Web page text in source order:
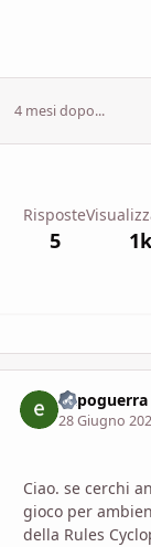
4 mesi dopo...
Risposte
5 1k
kapoguerra
28 Giugno
Ciao. se cerchi
gioco per
della Rules